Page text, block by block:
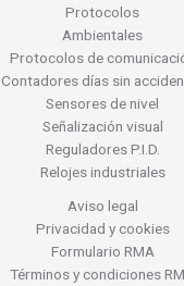
Protocolos
Ambientales
Protocolos de
Contadores días sin
Sensores de nivel
Señalización visual
Reguladores P.I.D.
Relojes industriales
Aviso legal
Privacidad y cookies
Formulario RMA
Términos y condiciones